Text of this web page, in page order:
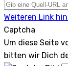
Weiteren Link
Captcha
Um diese Seite
bitten wir Dich